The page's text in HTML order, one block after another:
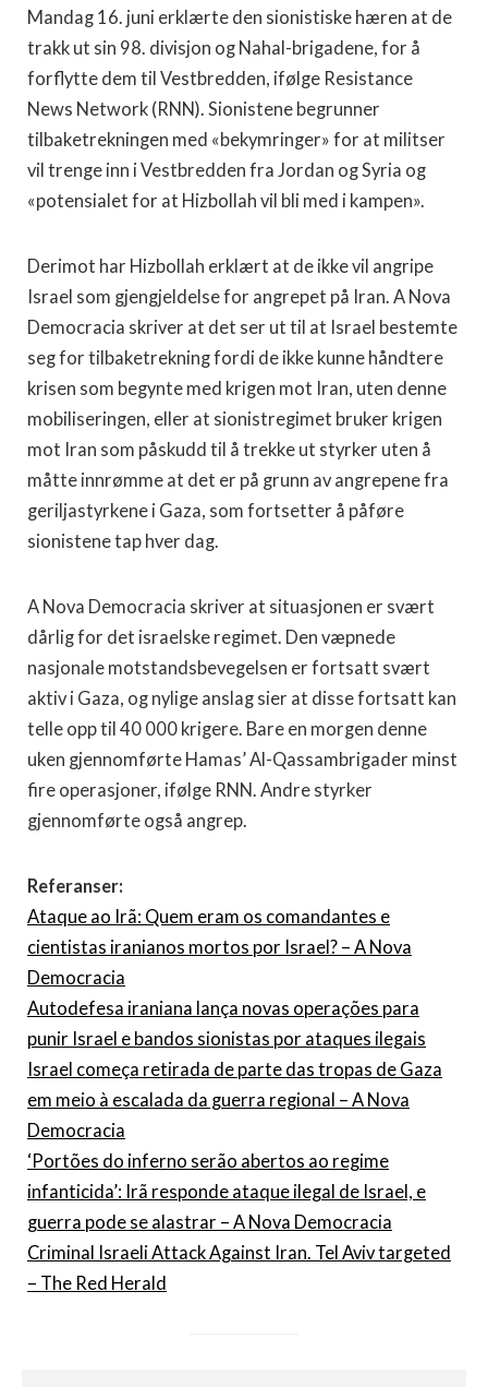
Mandag 16. juni erklærte den sionistiske hæren at de
trakk ut sin 98. divisjon og Nahal-brigadene, for å
forflytte dem til Vestbredden, ifølge Resistance
News Network (RNN). Sionistene begrunner
tilbaketrekningen med «bekymringer» for at militser
vil trenge inn i Vestbredden fra Jordan og Syria og
«potensialet for at Hizbollah vil bli med i kampen».
Derimot har Hizbollah erklært at de ikke vil angripe
Israel som gjengjeldelse for angrepet på Iran. A Nova
Democracia skriver at det ser ut til at Israel bestemte
seg for tilbaketrekning fordi de ikke kunne håndtere
krisen som begynte med krigen mot Iran, uten denne
mobiliseringen, eller at sionistregimet bruker krigen
mot Iran som påskudd til å trekke ut styrker uten å
måtte innrømme at det er på grunn av angrepene fra
geriljastyrkene i Gaza, som fortsetter å påføre
sionistene tap hver dag.
A Nova Democracia skriver at situasjonen er svært
dårlig for det israelske regimet. Den væpnede
nasjonale motstandsbevegelsen er fortsatt svært
aktiv i Gaza, og nylige anslag sier at disse fortsatt kan
telle opp til 40 000 krigere. Bare en morgen denne
uken gjennomførte Hamas’ Al-Qassambrigader minst
fire operasjoner, ifølge RNN. Andre styrker
gjennomførte også angrep.
Referanser:
Ataque ao Irã: Quem eram os comandantes e
cientistas iranianos mortos por Israel? – A Nova
Democracia
Autodefesa iraniana lança novas operações para
punir Israel e bandos sionistas por ataques ilegais
Israel começa retirada de parte das tropas de Gaza
em meio à escalada da guerra regional – A Nova
Democracia
‘Portões do inferno serão abertos ao regime
infanticida’: Irã responde ataque ilegal de Israel, e
guerra pode se alastrar – A Nova Democracia
Criminal Israeli Attack Against Iran. Tel Aviv targeted
– The Red Herald